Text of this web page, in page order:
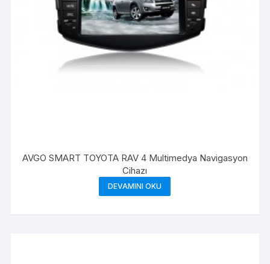
AVGO SMART TOYOTA RAV 4 Multimedya Navigasyon
Cihazı
DEVAMINI OKU